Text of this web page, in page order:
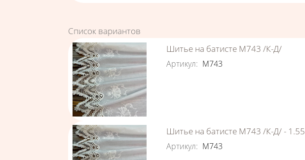
Список вариантов
Шитье на батисте М743 /К-Д/
Артикул: М743
Шитье на батисте М743 /К-Д/ - 1.55
Артикул: М743